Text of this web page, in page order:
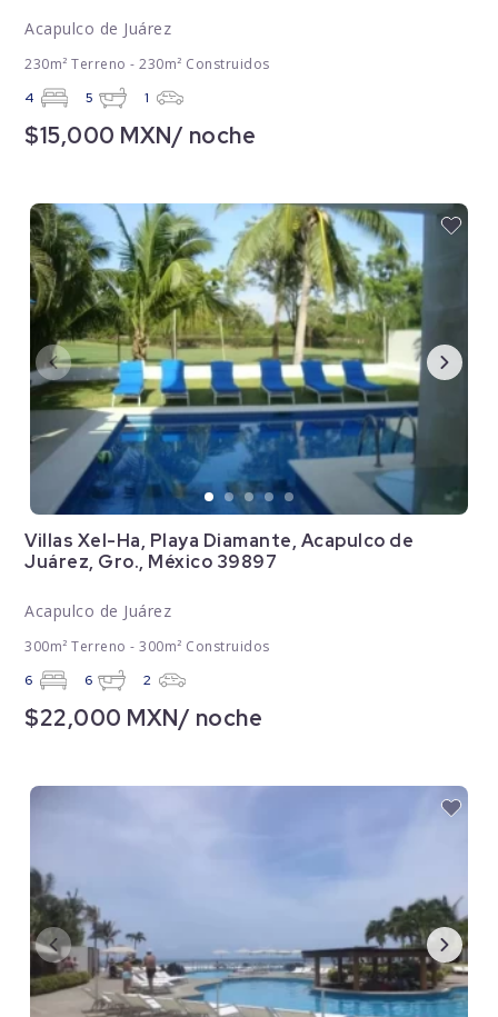
Acapulco de Juárez
230m² Terreno - 230m² Construidos
4 5 1
$15,000 MXN/ noche
Villas Xel-Ha, Playa Diamante, Acapulco de
Juárez, Gro., México 39897
Acapulco de Juárez
300m² Terreno - 300m² Construidos
6 6 2
$22,000 MXN/ noche